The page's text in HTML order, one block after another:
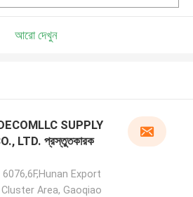
আরো দেখুন
SUPPLY
LTD. প্রস্তুতকারক
Export
Area, Gaoqiao